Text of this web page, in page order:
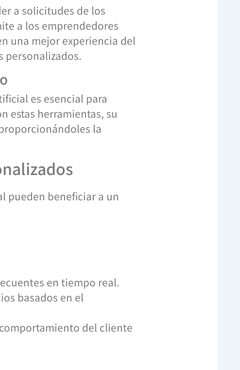
a solicitudes de los
a los emprendedores
una mejor experiencia del
personalizados.
es esencial para
estas herramientas, su
la
pueden beneficiar a un
en tiempo real.
basados en el
del cliente